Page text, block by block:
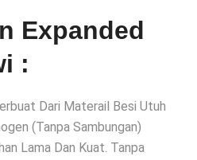
Expanded
:
Dari Materail Besi Utuh
(Tanpa Sambungan)
Lama Dan Kuat. Tanpa